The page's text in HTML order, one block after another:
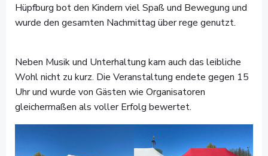
Hüpfburg bot den Kindern viel Spaß und Bewegung und
wurde den gesamten Nachmittag über rege genutzt.
Neben Musik und Unterhaltung kam auch das leibliche
Wohl nicht zu kurz. Die Veranstaltung endete gegen 15
Uhr und wurde von Gästen wie Organisatoren
gleichermaßen als voller Erfolg bewertet.